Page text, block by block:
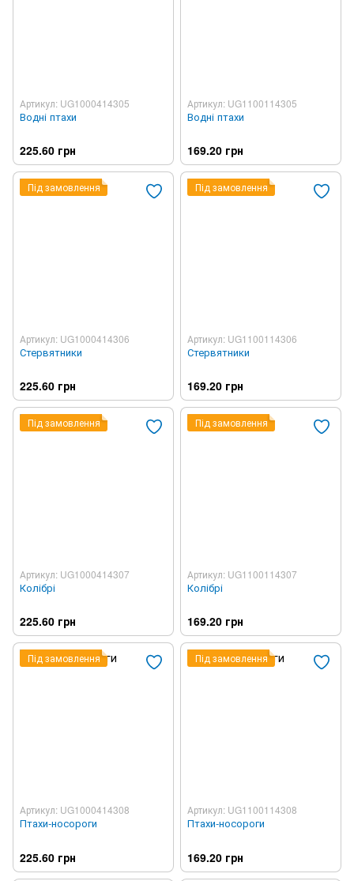
Артикул: UG1000414305
Водні птахи
225.60 грн
Артикул: UG1100114305
Водні птахи
169.20 грн
Під замовлення
Артикул: UG1000414306
Стервятники
225.60 грн
Під замовлення
Артикул: UG1100114306
Стервятники
169.20 грн
Під замовлення
Артикул: UG1000414307
Колібрі
225.60 грн
Під замовлення
Артикул: UG1100114307
Колібрі
169.20 грн
Під замовлення
Артикул: UG1000414308
Птахи-носороги
225.60 грн
Під замовлення
Артикул: UG1100114308
Птахи-носороги
169.20 грн